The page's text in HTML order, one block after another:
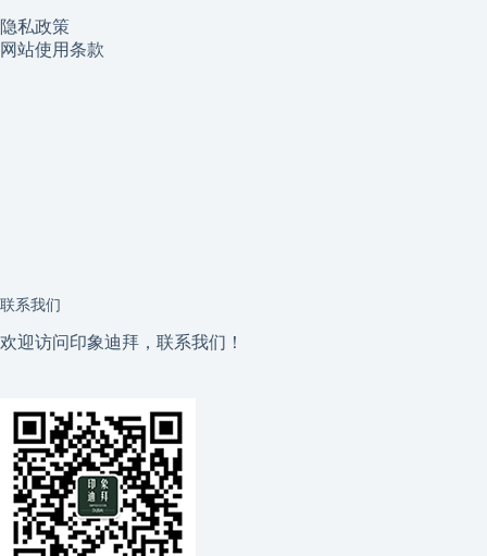
隐私政策
网站使用条款
联系我们
欢迎访问印象迪拜，联系我们！